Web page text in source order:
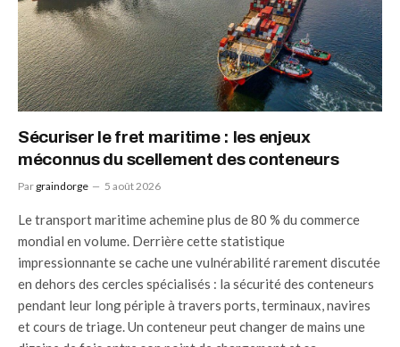
Sécuriser le fret maritime : les enjeux
méconnus du scellement des conteneurs
Par graindorge 5 août 2026
Le transport maritime achemine plus de 80 % du commerce
mondial en volume. Derrière cette statistique
impressionnante se cache une vulnérabilité rarement discutée
en dehors des cercles spécialisés : la sécurité des conteneurs
pendant leur long périple à travers ports, terminaux, navires
et cours de triage. Un conteneur peut changer de mains une